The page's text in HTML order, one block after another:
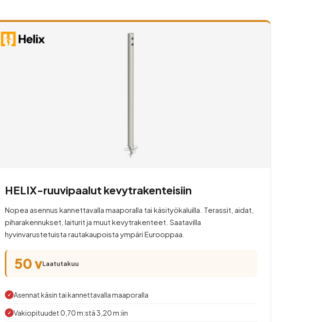
HELIX-ruuvipaalut kevytrakenteisiin
Nopea asennus kannettavalla maaporalla tai käsityökaluilla. Terassit, aidat,
piharakennukset, laiturit ja muut kevytrakenteet. Saatavilla
hyvinvarustetuista rautakaupoista ympäri Eurooppaa.
50 vLaatutakuu
✓ Asennat käsin tai kannettavalla maaporalla
✓ Vakiopituudet 0,70 m:stä 3,20 m:iin